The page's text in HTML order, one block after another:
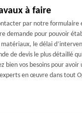
à faire
par notre formulaire
demande pour pouvoir
le délai
de devis le plus détaillé
bien vos besoins pour
en œuvre dans tout